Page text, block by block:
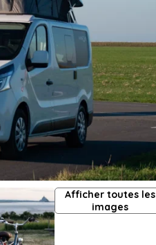
Afficher toutes les
images